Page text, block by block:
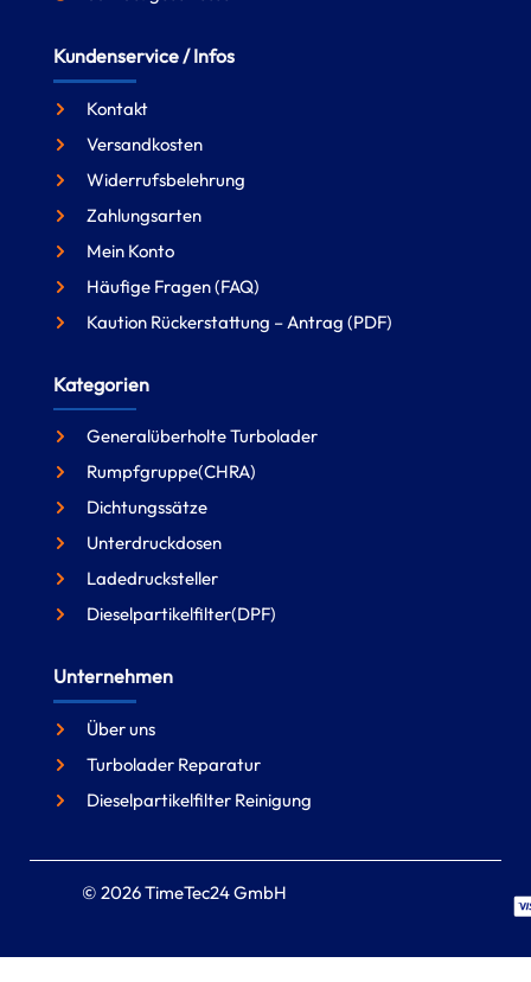
Kundenservice / Infos
Kontakt
Versandkosten
Widerrufsbelehrung
Zahlungsarten
Mein Konto
Häufige Fragen (FAQ)
Kaution Rückerstattung – Antrag (PDF)
Kategorien
Generalüberholte Turbolader
Rumpfgruppe(CHRA)
Dichtungssätze
Unterdruckdosen
Ladedrucksteller
Dieselpartikelfilter(DPF)
Unternehmen
Über uns
Turbolader Reparatur
Dieselpartikelfilter Reinigung
© 2026 TimeTec24 GmbH